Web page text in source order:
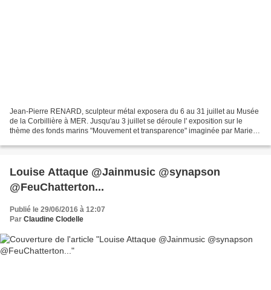
Jean-Pierre RENARD, sculpteur métal exposera du 6 au 31 juillet au Musée
de la Corbillière à MER. Jusqu'au 3 juillet se déroule l' exposition sur le
thème des fonds marins "Mouvement et transparence" imaginée par Marie
Louise Attaque @Jainmusic @synapson
@FeuChatterton...
Publié le 29/06/2016 à 12:07
Par Claudine Clodelle